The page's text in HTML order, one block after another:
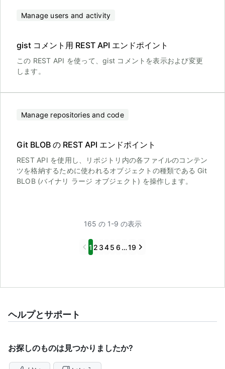
Manage users and activity
gist コメント用 REST API エンドポイント
この REST API を使って、gist コメントを表示および変更
します。
Manage repositories and code
Git BLOB の REST API エンドポイント
REST API を使用し、リポジトリ内の各ファイルのコンテン
ツを格納するために使われるオブジェクトの種類である Git
BLOB (バイナリ ラージ オブジェクト) を操作します。
165 の 1-9 の表示
Previous
1 2 345 6 …19 Next
ヘルプとサポート
お探しのものは見つかりましたか?